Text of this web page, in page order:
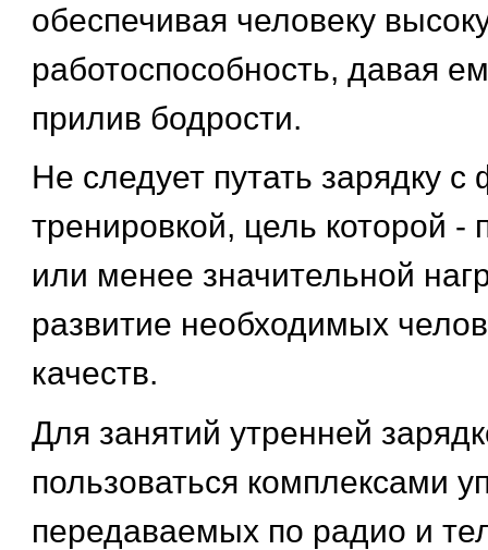
обеспечивая человеку
работоспособность, давая
прилив бодрости.
Не следует путать зарядку с
тренировкой, цель которой -
или менее значительной
развитие необходимых
качеств.
Для занятий утренней
пользоваться комплексами
передаваемых по радио и